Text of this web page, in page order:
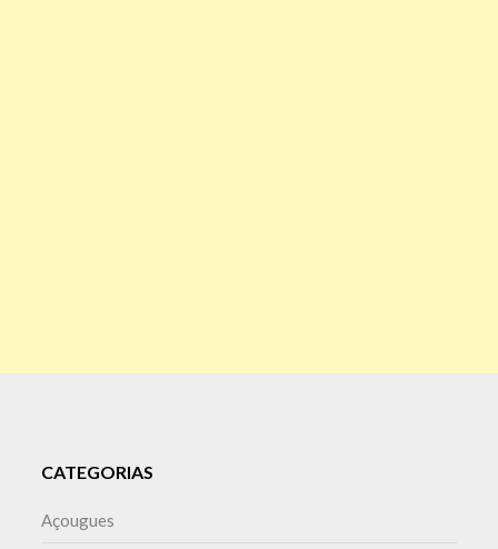
CATEGORIAS
Açougues